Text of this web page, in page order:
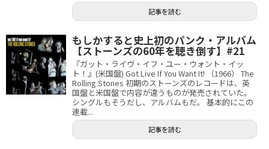
記事を読む
もしかすると史上初のパンク・アルバム
【ストーンズの60年を聴き倒す】#21
『ガット・ライヴ・イフ・ユー・ウォント・イッ
ト！』(米国盤) Got Live If You Want It! （1966） The
Rolling Stones 初期のストーンズのレコードは、英
国盤と米国盤で内容が違うものが発売されていた。
シングルもそうだし、アルバムもだ。 基本的にこの
連載...
記事を読む